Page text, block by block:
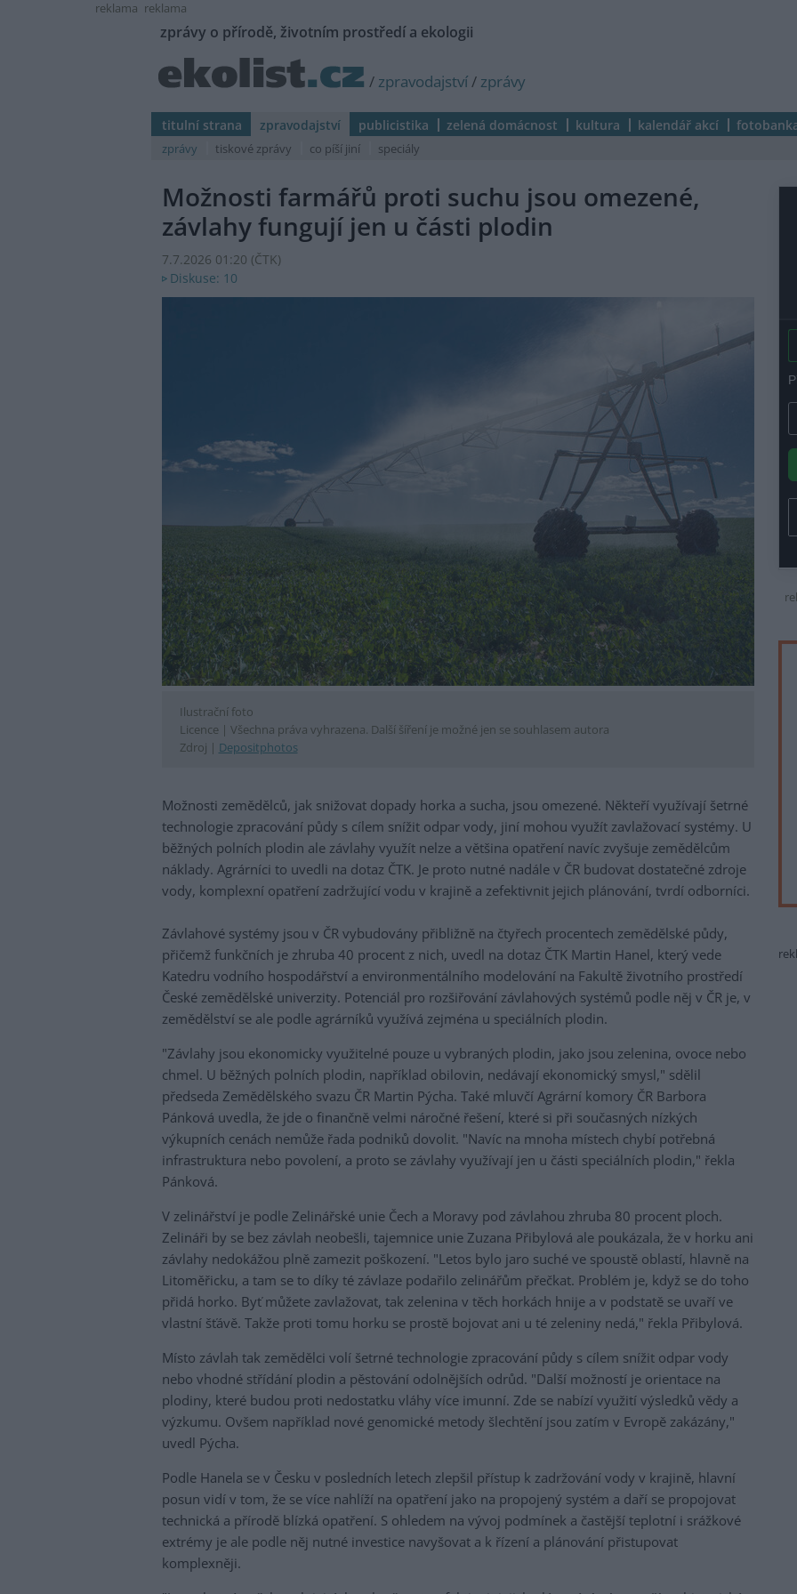
reklama reklama
zprávy o přírodě, životním prostředí a ekologii
/ zpravodajství/ zprávy
titulní strana zpravodajství publicistika zelená domácnost kultura kalendář akcí
zprávy tiskové zprávy co píší jiní speciály
Možnosti farmářů proti suchu jsou omezené,
závlahy fungují jen u části plodin
7.7.2026 01:20 (ČTK)
Diskuse: 10
Ilustrační foto
Licence | Všechna práva vyhrazena. Další šíření je možné jen se souhlasem autora
Zdroj | Depositphotos
Možnosti zemědělců, jak snižovat dopady horka a sucha, jsou omezené. Někteří využívají šetrné
technologie zpracování půdy s cílem snížit odpar vody, jiní mohou využít zavlažovací systémy. U
běžných polních plodin ale závlahy využít nelze a většina opatření navíc zvyšuje zemědělcům
náklady. Agrárníci to uvedli na dotaz ČTK. Je proto nutné nadále v ČR budovat dostatečné zdroje
vody, komplexní opatření zadržující vodu v krajině a zefektivnit jejich plánování, tvrdí odborníci.
Závlahové systémy jsou v ČR vybudovány přibližně na čtyřech procentech zemědělské půdy,
přičemž funkčních je zhruba 40 procent z nich, uvedl na dotaz ČTK Martin Hanel, který vede
Katedru vodního hospodářství a environmentálního modelování na Fakultě životního prostředí
České zemědělské univerzity. Potenciál pro rozšiřování závlahových systémů podle něj v ČR je, v
zemědělství se ale podle agrárníků využívá zejména u speciálních plodin.
"Závlahy jsou ekonomicky využitelné pouze u vybraných plodin, jako jsou zelenina, ovoce nebo
chmel. U běžných polních plodin, například obilovin, nedávají ekonomický smysl," sdělil
předseda Zemědělského svazu ČR Martin Pýcha. Také mluvčí Agrární komory ČR Barbora
Pánková uvedla, že jde o finančně velmi náročné řešení, které si při současných nízkých
výkupních cenách nemůže řada podniků dovolit. "Navíc na mnoha místech chybí potřebná
infrastruktura nebo povolení, a proto se závlahy využívají jen u části speciálních plodin," řekla
Pánková.
V zelinářství je podle Zelinářské unie Čech a Moravy pod závlahou zhruba 80 procent ploch.
Zelináři by se bez závlah neobešli, tajemnice unie Zuzana Přibylová ale poukázala, že v horku ani
závlahy nedokážou plně zamezit poškození. "Letos bylo jaro suché ve spoustě oblastí, hlavně na
Litoměřicku, a tam se to díky té závlaze podařilo zelinářům přečkat. Problém je, když se do toho
přidá horko. Byť můžete zavlažovat, tak zelenina v těch horkách hnije a v podstatě se uvaří ve
vlastní šťávě. Takže proti tomu horku se prostě bojovat ani u té zeleniny nedá," řekla Přibylová.
Místo závlah tak zemědělci volí šetrné technologie zpracování půdy s cílem snížit odpar vody
nebo vhodné střídání plodin a pěstování odolnějších odrůd. "Další možností je orientace na
plodiny, které budou proti nedostatku vláhy více imunní. Zde se nabízí využití výsledků vědy a
výzkumu. Ovšem například nové genomické metody šlechtění jsou zatím v Evropě zakázány,"
uvedl Pýcha.
Podle Hanela se v Česku v posledních letech zlepšil přístup k zadržování vody v krajině, hlavní
posun vidí v tom, že se více nahlíží na opatření jako na propojený systém a daří se propojovat
technická a přírodě blízká opatření. S ohledem na vývoj podmínek a častější teplotní i srážkové
extrémy je ale podle něj nutné investice navyšovat a k řízení a plánování přistupovat
komplexněji.